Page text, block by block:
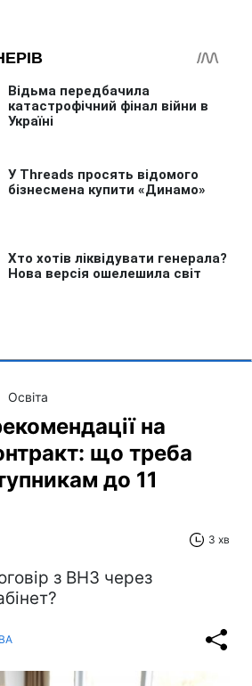
Освіта
на
що треба
до 11
3 хв
з ВНЗ через